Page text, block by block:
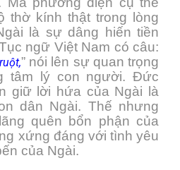
thờ kính thật trong lòng
là sự dâng hiến tiền
ngữ Việt Nam có câu:
” nói lên sự quan trọng
tâm lý con người. Đức
giữ lời hứa của Ngài là
dân Ngài. Thế nhưng
quên bổn phận của
xứng đáng với tình yêu
của Ngài.